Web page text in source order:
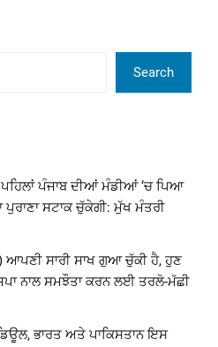
Search
ਪੰਜਾਬ ਦੀਆਂ ਮੰਡੀਆਂ ‘ਚ ਪਿਆ
ਸਟਾਕ ਚੁੱਕੇਗੀ: ਮੁੱਖ ਮੰਤਰੀ
ਆਪਣੀ ਸਾਰੀ ਸਾਖ ਗੁਆ ਚੁੱਕੀ ਹੈ, ਹੁਣ
ਨਾਲ ਸਮਝੌਤਾ ਕਰਨ ਲਈ ਤਰਲੋ-ਮੱਛੀ
ਭਾਰਤ ਅਤੇ ਪਾਕਿਸਤਾਨ ਇਸ